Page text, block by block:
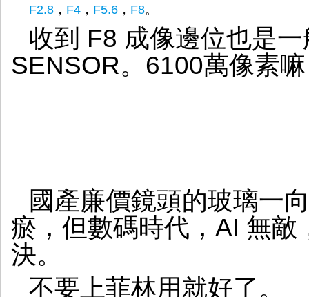
F2.8 ， F4 ， F5.6 ， F8。
收到 F8 成像邊位也是
SENSOR。6100萬像素
國產廉價鏡頭的玻璃一
瘀，但數碼時代，AI 無
決。
不要上菲林用就好了。